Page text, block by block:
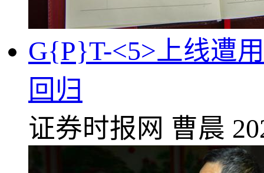
G{P}T-<5>上线遭
回归
证券时报网 曹晨